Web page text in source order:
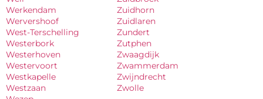
Werkendam
Wervershoof
West-Terschelling
Westerbork
Westerhoven
Westervoort
Westkapelle
Westzaan
Zuidhorn
Zuidlaren
Zundert
Zutphen
Zwaagdijk
Zwammerdam
Zwijndrecht
Zwolle